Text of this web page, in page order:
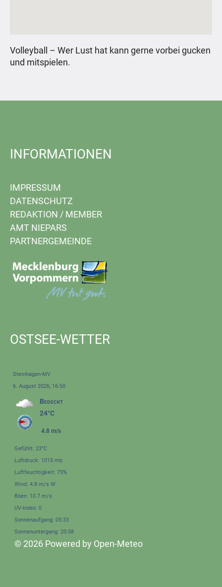
Volleyball – Wer Lust hat kann gerne vorbei gucken
und mitspielen.
INFORMATIONEN
IMPRESSUM
DATENSCHUTZ
REDAKTION / MEMBER
AMT NIEPARS
PARTNERGEMEINDE
OSTSEE-WETTER
Steinhagen-MV
6. August 2026, 16:50
Bedeckt
24°C
4.8 m/s
Gefühlt: 23°C
Luftdruck: 1015 mb
Luftfeuchtigkeit: 75%
Wind: 4.8 m/s W
Böen: 10.7 m/s
UV-Index: 0
Sonnenaufgang: 05:33
Sonnenuntergang: 20:58
© 2026 Powered by Open-Meteo